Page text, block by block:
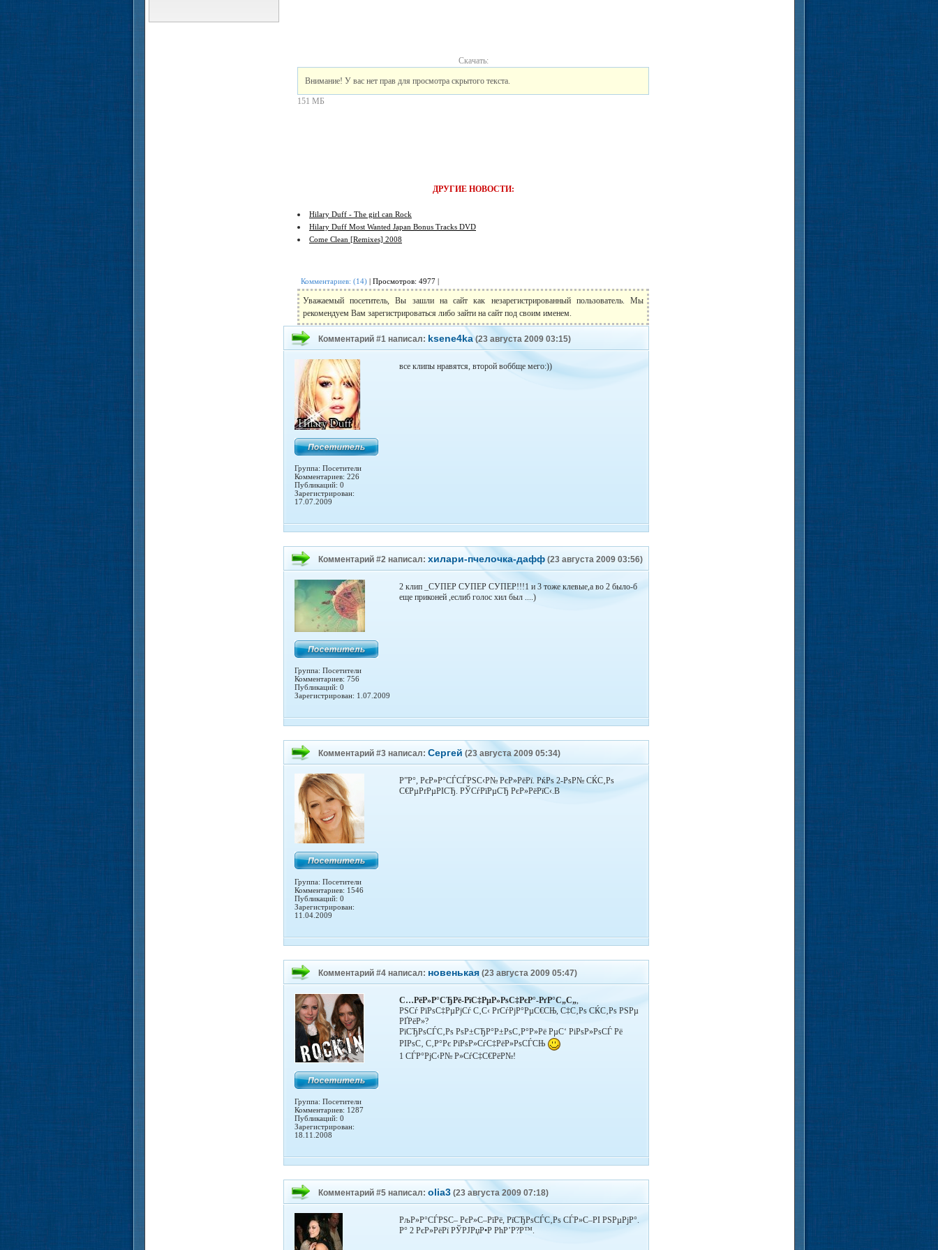
Скачать:
Внимание! У вас нет прав для просмотра скрытого текста.
151 МБ
ДРУГИЕ НОВОСТИ:
Hilary Duff - The girl can Rock
Hilary Duff Most Wanted Japan Bonus Tracks DVD
Come Clean [Remixes] 2008
Комментариев: (14) | Просмотров: 4977 |
Уважаемый посетитель, Вы зашли на сайт как незарегистрированный пользователь. Мы
рекомендуем Вам зарегистрироваться либо зайти на сайт под своим именем.
Комментарий #1 написал: ksene4ka(23 августа 2009 03:15)
Группа: Посетители
Комментариев: 226
Публикаций: 0
Зарегистрирован:
17.07.2009
все клипы нравятся, второй воббще мего:))
Комментарий #2 написал: хилари-пчелочка-дафф (23 августа 2009 03:56)
Группа: Посетители
Комментариев: 756
Публикаций: 0
Зарегистрирован: 1.07.2009
2 клип _СУПЕР СУПЕР СУПЕР!!!1 и 3 тоже клевые,а во 2 было-б
еще приконей ,еслиб голос хил был ....)
Комментарий #3 написал: Сергей (23 августа 2009 05:34)
Группа: Посетители
Комментариев: 1546
Публикаций: 0
Зарегистрирован:
11.04.2009
Р”Р°, РєР»Р°СЃСЃРЅС‹Р№ РєР»РёРї. РќРѕ 2-РѕР№ СЌС‚Рѕ
С€РµРґРµРІСЂ. РЎСѓРїРµСЂ РєР»РёРїС‹.В
Комментарий #4 написал: новенькая (23 августа 2009 05:47)
Группа: Посетители
Комментариев: 1287
Публикаций: 0
Зарегистрирован:
18.11.2008
С…РёР»Р°СЂРё-РїС‡РµР»РѕС‡РєР°-РґР°С„С„,
РЅСѓ РїРѕС‡РµРјСѓ С‚С‹ РґСѓРјР°РµС€СЊ, С‡С‚Рѕ СЌС‚Рѕ РЅРµ
РҐРёР»?
РїСЂРѕСЃС‚Рѕ РѕР±СЂР°Р±РѕС‚Р°Р»Рё РµС‘ РіРѕР»РѕСЃ Рё
РІРѕС‚ С‚Р°Рє РїРѕР»СѓС‡РёР»РѕСЃСЊ
1 СЃР°РјС‹Р№ Р»СѓС‡С€РёР№!
Комментарий #5 написал: olia3 (23 августа 2009 07:18)
РљР»Р°СЃРЅС– РєР»С–РїРё, РїСЂРѕСЃС‚Рѕ СЃР»С–РІ РЅРµРјР°.
Р° 2 РєР»РёРї РЎРЈРџР•Р РћР’Р?Р™.